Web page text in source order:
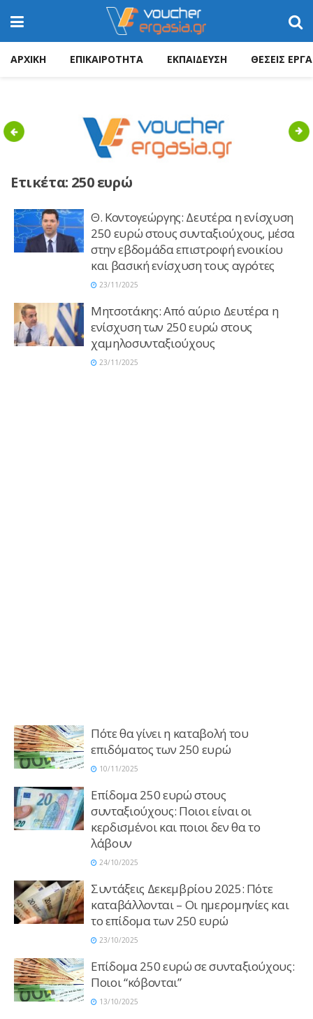
ΑΡΧΙΚΗ ΕΠΙΚΑΙΡΟΤΗΤΑ ΕΚΠΑΙΔΕΥΣΗ ΘΕΣΕΙΣ
Previous
Ετικέτα: 250 ευρώ
Θ. Κοντογεώργης: Δευτέρα η ενίσχυση
250 ευρώ στους συνταξιούχους, μέσα
στην εβδομάδα επιστροφή ενοικίου
και βασική ενίσχυση τους αγρότες
23/11/2025
Μητσοτάκης: Από αύριο Δευτέρα η
ενίσχυση των 250 ευρώ στους
χαμηλοσυνταξιούχους
23/11/2025
Πότε θα γίνει η καταβολή του
επιδόματος των 250 ευρώ
10/11/2025
Επίδομα 250 ευρώ στους
συνταξιούχους: Ποιοι είναι οι
κερδισμένοι και ποιοι δεν θα το
λάβουν
24/10/2025
Συντάξεις Δεκεμβρίου 2025: Πότε
καταβάλλονται – Οι ημερομηνίες και
το επίδομα των 250 ευρώ
23/10/2025
Επίδομα 250 ευρώ σε συνταξιούχους:
Ποιοι “κόβονται”
13/10/2025